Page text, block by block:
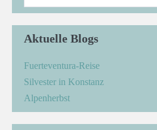
Aktuelle Blogs
Fuerteventura-Reise
Silvester in Konstanz
Alpenherbst